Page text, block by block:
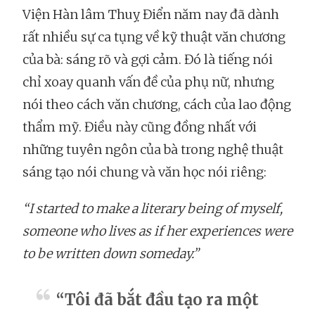
Viện Hàn lâm Thuỵ Điển năm nay đã dành
rất nhiều sự ca tụng về kỹ thuật văn chương
của bà: sáng rõ và gợi cảm. Đó là tiếng nói
chỉ xoay quanh vấn đề của phụ nữ, nhưng
nói theo cách văn chương, cách của lao động
thẩm mỹ. Điều này cũng đồng nhất với
những tuyên ngôn của bà trong nghệ thuật
sáng tạo nói chung và văn học nói riêng:
“I started to make a literary being of myself,
someone who lives as if her experiences were
to be written down someday.”
“Tôi đã bắt đầu tạo ra một